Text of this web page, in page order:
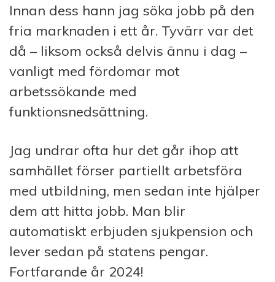
Innan dess hann jag söka jobb på den
fria marknaden i ett år. Tyvärr var det
då – liksom också delvis ännu i dag –
vanligt med fördomar mot
arbetssökande med
funktionsnedsättning.
Jag undrar ofta hur det går ihop att
samhället förser partiellt arbetsföra
med utbildning, men sedan inte hjälper
dem att hitta jobb. Man blir
automatiskt erbjuden sjukpension och
lever sedan på statens pengar.
Fortfarande år 2024!